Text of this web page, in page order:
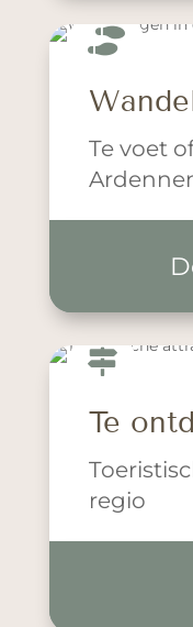

Te voet

Te
regio